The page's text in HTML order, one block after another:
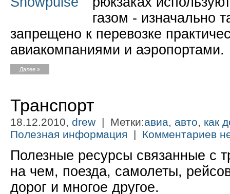
газом - изначально
запрещено к перевозке
авиакомпаниями и аэропортами.
Далее »
Транспорт
18.12.2010, drew | Метки:авиа, авто, как
Полезная информация | Комментариев
Полезные ресурсы связанные с
на чем, поезда, самолеты,
дорог и многое другое.